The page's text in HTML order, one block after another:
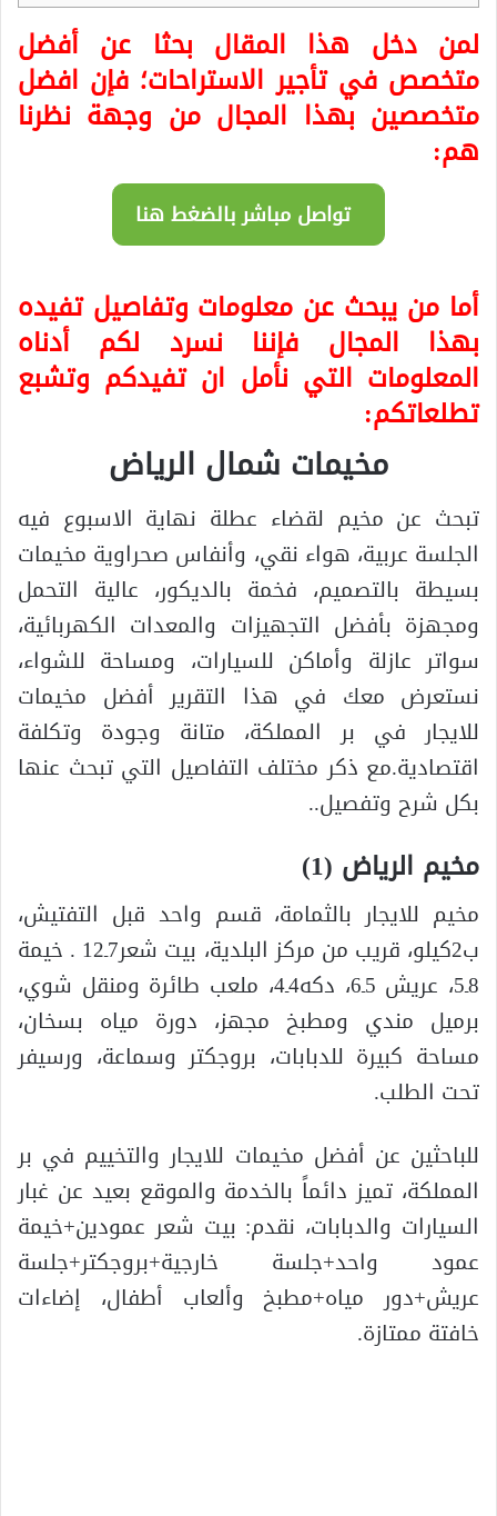
لمن دخل هذا المقال بحثا عن أفضل
متخصص في تأجير الاستراحات؛ فإن افضل
متخصصين بهذا المجال من وجهة نظرنا
هم:
تواصل مباشر بالضغط هنا
أما من يبحث عن معلومات وتفاصيل تفيده
بهذا المجال فإننا نسرد لكم أدناه
المعلومات التي نأمل ان تفيدكم وتشبع
تطلعاتكم:
مخيمات شمال الرياض
تبحث عن مخيم لقضاء عطلة نهاية الاسبوع فيه
الجلسة عربية، هواء نقي، وأنفاس صحراوية مخيمات
بسيطة بالتصميم، فخمة بالديكور، عالية التحمل
ومجهزة بأفضل التجهيزات والمعدات الكهربائية،
سواتر عازلة وأماكن للسيارات، ومساحة للشواء،
نستعرض معك في هذا التقرير أفضل مخيمات
للايجار في بر المملكة، متانة وجودة وتكلفة
اقتصادية.مع ذكر مختلف التفاصيل التي تبحث عنها
بكل شرح وتفصيل..
مخيم الرياض (1)
مخيم للايجار بالثمامة، قسم واحد قبل التفتيش،
ب2كيلو، قريب من مركز البلدية، بيت شعر7ـ12 . خيمة
8ـ5، عريش 5ـ6، دكه4ـ4، ملعب طائرة ومنقل شوي،
برميل مندي ومطبخ مجهز، دورة مياه بسخان،
مساحة كبيرة للدبابات، بروجكتر وسماعة، ورسيفر
تحت الطلب.
للباحثين عن أفضل مخيمات للايجار والتخييم في بر
المملكة، تميز دائماً بالخدمة والموقع بعيد عن غبار
السيارات والدبابات، نقدم: بيت شعر عمودين+خيمة
عمود واحد+جلسة خارجية+بروجكتر+جلسة
عريش+دور مياه+مطبخ وألعاب أطفال، إضاءات
خافتة ممتازة.